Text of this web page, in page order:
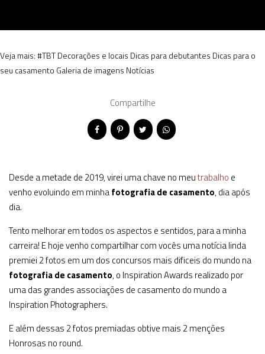
Veja mais:#TBTDecorações e locais Dicas para debutantes Dicas para o
seu casamento Galeria de imagens Notícias
Compartilhe
Desde a metade de 2019, virei uma chave no meutrabalho e
venho evoluindo em minhafotografia de casamento, dia após
dia.
Tento melhorar em todos os aspectos e sentidos, para a minha
carreira! E hoje venho compartilhar com vocês uma notícia linda
premiei 2 fotos em um dos concursos mais dificeis do mundo na
fotografia de casamento, o Inspiration Awards realizado por
uma das grandes associações de casamento do mundo a
Inspiration Photographers.
E além dessas 2 fotos premiadas obtive mais 2 menções
Honrosas no round.